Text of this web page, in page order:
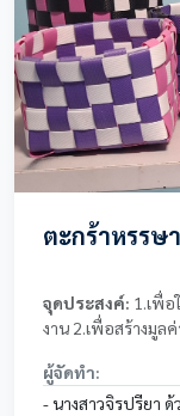
ตะกร้าหรรษา
จุดประสงค์: 1.เพื่อ
งาน 2.เพื่อสร้างมูล
ผู้จัดทำ:
- นางสาวจิรปรียา ด้